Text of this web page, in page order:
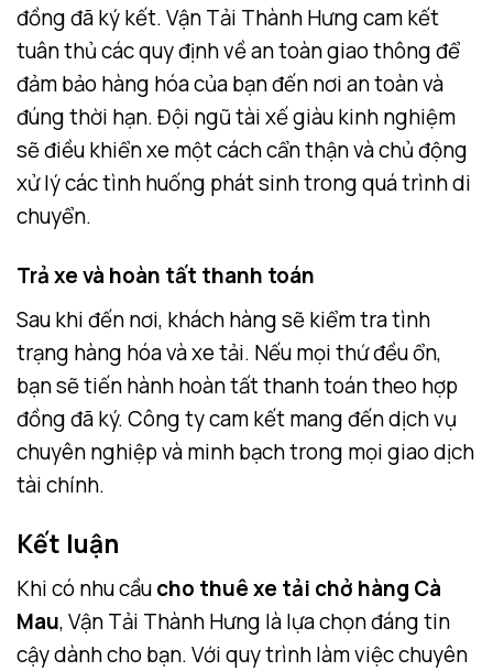
đồng đã ký kết. Vận Tải Thành Hưng cam kết
tuân thủ các quy định về an toàn giao thông để
đảm bảo hàng hóa của bạn đến nơi an toàn và
đúng thời hạn. Đội ngũ tài xế giàu kinh nghiệm
sẽ điều khiển xe một cách cẩn thận và chủ động
xử lý các tình huống phát sinh trong quá trình di
chuyển.
Trả xe và hoàn tất thanh toán
Sau khi đến nơi, khách hàng sẽ kiểm tra tình
trạng hàng hóa và xe tải. Nếu mọi thứ đều ổn,
bạn sẽ tiến hành hoàn tất thanh toán theo hợp
đồng đã ký. Công ty cam kết mang đến dịch vụ
chuyên nghiệp và minh bạch trong mọi giao dịch
tài chính.
Kết luận
Khi có nhu cầucho thuê xe tải chở hàng Cà
Mau, Vận Tải Thành Hưng là lựa chọn đáng tin
cậy dành cho bạn. Với quy trình làm việc chuyên